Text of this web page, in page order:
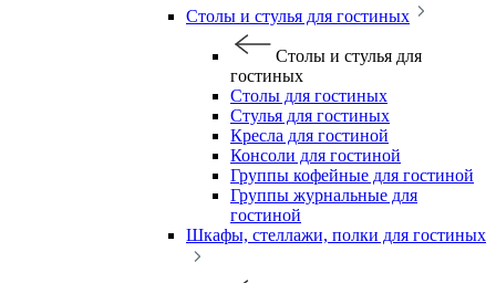
Столы и стулья для гостиных
Столы и стулья для
гостиных
Столы для гостиных
Стулья для гостиных
Кресла для гостиной
Консоли для гостиной
Группы кофейные для гостиной
Группы журнальные для
гостиной
Шкафы, стеллажи, полки для гостиных